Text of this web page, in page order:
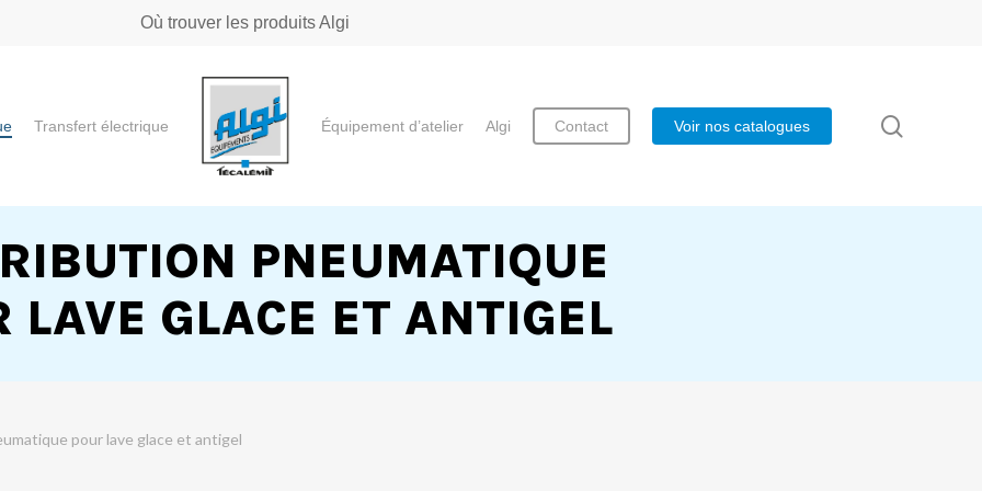
Où trouver les produits Algi
Transfert électrique Équipement d’atelier Algi Contact Voir nos catalogues
PNEUMATIQUE
LAVE GLACE ET ANTIGEL
pour lave glace et antigel